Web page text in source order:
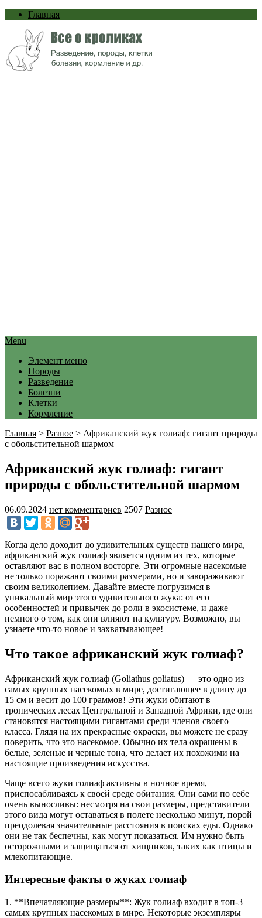
Главная
Menu
Элемент меню
Породы
Разведение
Болезни
Клетки
Кормление
Главная > Разное > Африканский жук голиаф: гигант природы
с обольстительной шармом
Африканский жук голиаф: гигант
природы с обольстительной шармом
06.09.2024 нет комментариев 2507 Разное
Когда дело доходит до удивительных существ нашего мира,
африканский жук голиаф является одним из тех, которые
оставляют вас в полном восторге. Эти огромные насекомые
не только поражают своими размерами, но и завораживают
своим великолепием. Давайте вместе погрузимся в
уникальный мир этого удивительного жука: от его
особенностей и привычек до роли в экосистеме, и даже
немного о том, как они влияют на культуру. Возможно, вы
узнаете что-то новое и захватывающее!
Что такое африканский жук голиаф?
Африканский жук голиаф (Goliathus goliatus) — это одно из
самых крупных насекомых в мире, достигающее в длину до
15 см и весит до 100 граммов! Эти жуки обитают в
тропических лесах Центральной и Западной Африки, где они
становятся настоящими гигантами среди членов своего
класса. Глядя на их прекрасные окраски, вы можете не сразу
поверить, что это насекомое. Обычно их тела окрашены в
белые, зеленые и черные тона, что делает их похожими на
настоящие произведения искусства.
Чаще всего жуки голиаф активны в ночное время,
приспосабливаясь к своей среде обитания. Они сами по себе
очень выносливы: несмотря на свои размеры, представители
этого вида могут оставаться в полете несколько минут, порой
преодолевая значительные расстояния в поисках еды. Однако
они не так беспечны, как могут показаться. Им нужно быть
осторожными и защищаться от хищников, таких как птицы и
млекопитающие.
Интересные факты о жуках голиаф
1. **Впечатляющие размеры**: Жук голиаф входит в топ-3
самых крупных насекомых в мире. Некоторые экземпляры